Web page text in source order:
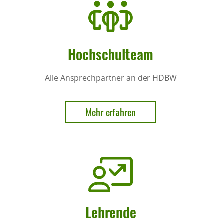
Hoch­schul­team
Alle Ansprechpartner an der HDBW
Mehr erfahren
Lehrende